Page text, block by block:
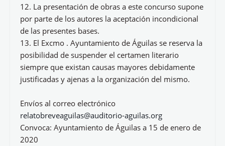
12. La presentación de obras a este concurso supone
por parte de los autores la aceptación incondicional
de las presentes bases.
13. El Excmo . Ayuntamiento de Águilas se reserva la
posibilidad de suspender el certamen literario
siempre que existan causas mayores debidamente
justificadas y ajenas a la organización del mismo.
Envíos al correo electrónico
relatobreveaguilas@auditorio-aguilas.org
Convoca: Ayuntamiento de Águilas a 15 de enero de
2020